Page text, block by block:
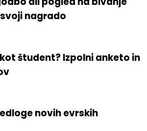
ali pogled na bivanje
nagrado
študent? Izpolni anketo in
novih evrskih